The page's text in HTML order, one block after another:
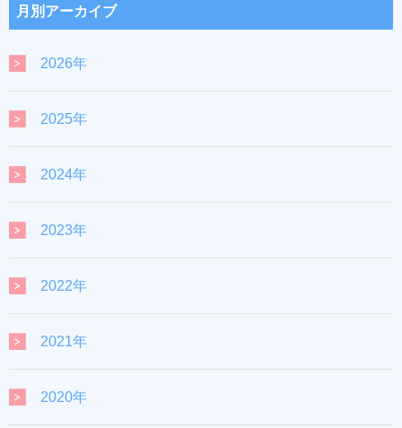
月別アーカイブ
2026年
2025年
2024年
2023年
2022年
2021年
2020年